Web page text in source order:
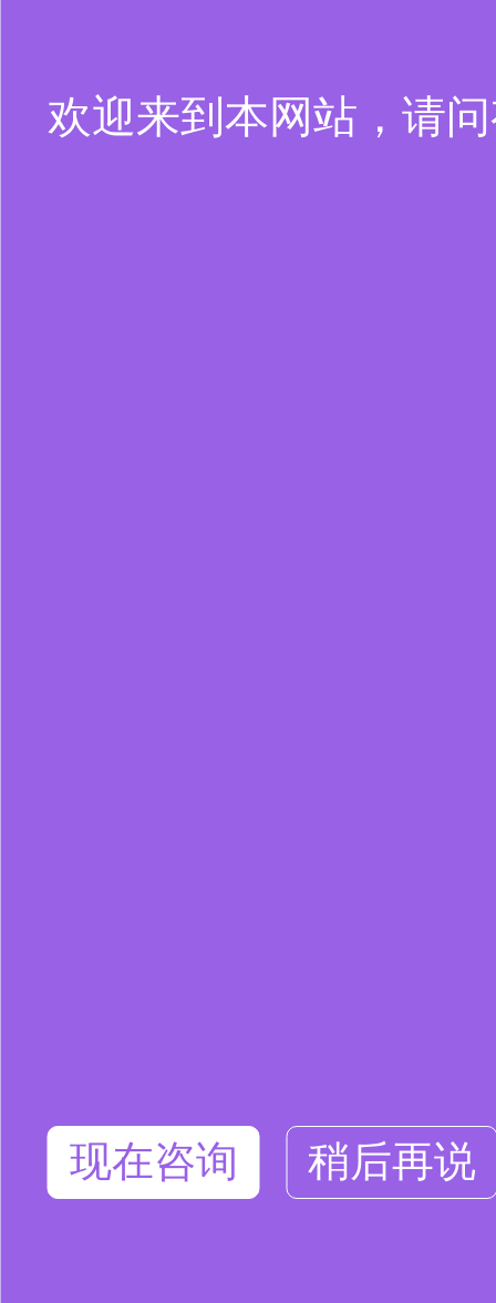
欢迎来到本网站，请
现在咨询 稍后再说